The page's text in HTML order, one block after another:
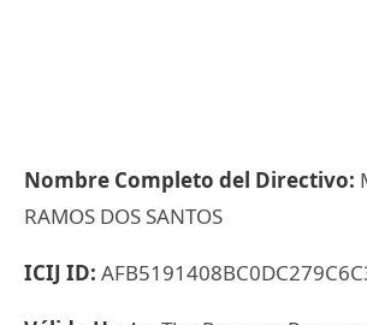
Nombre Completo del Directivo:
RAMOS DOS SANTOS
ICIJ ID: